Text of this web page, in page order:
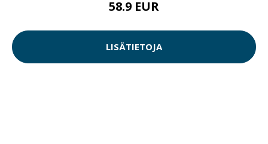
58.9 EUR
LISÄTIETOJA